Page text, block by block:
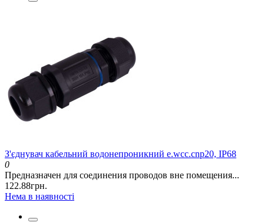
З'єднувач кабельний водонепроникний e.wcc.cnp20, IP68
0
Предназначен для соединения проводов вне помещения...
122.88грн.
Нема в наявності